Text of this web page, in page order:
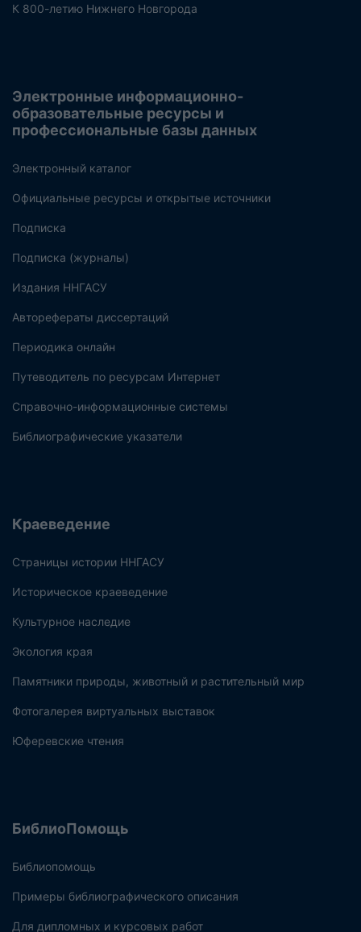
К 800-летию Нижнего Новгорода
Электронные информационно-
образовательные ресурсы и
профессиональные базы данных
Электронный каталог
Официальные ресурсы и открытые источники
Подписка
Подписка (журналы)
Издания ННГАСУ
Авторефераты диссертаций
Периодика онлайн
Путеводитель по ресурсам Интернет
Справочно-информационные системы
Библиографические указатели
Краеведение
Страницы истории ННГАСУ
Историческое краеведение
Культурное наследие
Экология края
Памятники природы, животный и растительный мир
Фотогалерея виртуальных выставок
Юферевские чтения
БиблиоПомощь
Библиопомощь
Примеры библиографического описания
Для дипломных и курсовых работ